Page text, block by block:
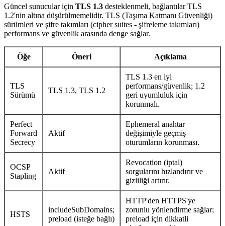
Güncel sunucular için TLS 1.3 desteklenmeli, bağlantılar TLS
1.2'nin altına düşürülmemelidir. TLS (Taşıma Katmanı Güvenliği)
sürümleri ve şifre takımları (cipher suites - şifreleme takımları)
performans ve güvenlik arasında denge sağlar.
Öğe Öneri Açıklama
TLS
Sürümü
TLS 1.3, TLS 1.2
TLS 1.3 en iyi
performans/güvenlik; 1.2
geri uyumluluk için
korunmalı.
Perfect
Forward
Secrecy
Aktif
Ephemeral anahtar
değişimiyle geçmiş
oturumların korunması.
OCSP
Stapling
Aktif
Revocation (iptal)
sorgularını hızlandırır ve
gizliliği artırır.
HSTS
includeSubDomains;
preload (isteğe bağlı)
HTTP'den HTTPS'ye
zorunlu yönlendirme sağlar;
preload için dikkatli